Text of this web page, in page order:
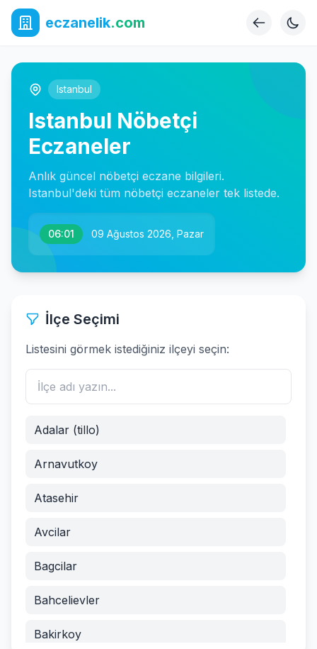
eczanelik.com
Istanbul
Istanbul Nöbetçi
Eczaneler
Anlık güncel nöbetçi eczane bilgileri.
Istanbul'deki tüm nöbetçi eczaneler tek listede.
06:01 09 Ağustos 2026, Pazar
İlçe Seçimi
Listesini görmek istediğiniz ilçeyi seçin:
Adalar (tillo)
Arnavutkoy
Atasehir
Avcilar
Bagcilar
Bahcelievler
Bakirkoy